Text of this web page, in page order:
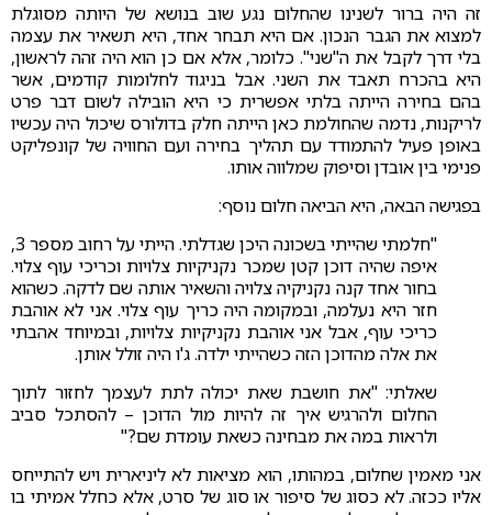
זה היה ברור לשנינו שהחלום נגע שוב בנושא של היותה מסוגלת
למצוא את הגבר הנכון. אם היא תבחר אחד, היא תשאיר את עצמה
בלי דרך לקבל את ה"שני". כלומר, אלא אם כן הוא היה זהה לראשון,
היא בהכרח תאבד את השני. אבל בניגוד לחלומות קודמים, אשר
בהם בחירה הייתה בלתי אפשרית כי היא הובילה לשום דבר פרט
לריקנות, נדמה שהחולמת כאן הייתה חלק בדולורס שיכול היה עכשיו
באופן פעיל להתמודד עם תהליך בחירה ועם החוויה של קונפליקט
פנימי בין אובדן וסיפוק שמלווה אותו.
בפגישה הבאה, היא הביאה חלום נוסף:
"חלמתי שהייתי בשכונה היכן שגדלתי. הייתי על רחוב מספר 3,
איפה שהיה דוכן קטן שמכר נקניקיות צלויות וכריכי עוף צלוי.
בחור אחד קנה נקניקיה צלויה והשאיר אותה שם לדקה. כשהוא
חזר היא נעלמה, ובמקומה היה כריך עוף צלוי. אני לא אוהבת
כריכי עוף, אבל אני אוהבת נקניקיות צלויות, ובמיוחד אהבתי
את אלה מהדוכן הזה כשהייתי ילדה. ג'ו היה זולל אותן.
שאלתי: "את חושבת שאת יכולה לתת לעצמך לחזור לתוך
החלום ולהרגיש איך זה להיות מול הדוכן – להסתכל סביב
ולראות במה את מבחינה כשאת עומדת שם?"
אני מאמין שחלום, במהותו, הוא מציאות לא ליניארית ויש להתייחס
אליו ככזה. לא כסוג של סיפור או סוג של סרט, אלא כחלל אמיתי בו